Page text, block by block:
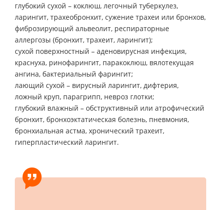
глубокий сухой – коклюш, легочный туберкулез,
ларингит, трахеобронхит, сужение трахеи или бронхов,
фиброзирующий альвеолит, респираторные
аллергозы (бронхит, трахеит, ларингит);
сухой поверхностный – аденовирусная инфекция,
краснуха, ринофарингит, паракоклюш, вялотекущая
ангина, бактериальный фарингит;
лающий сухой – вирусный ларингит, дифтерия,
ложный круп, парагрипп, невроз глотки;
глубокий влажный – обструктивный или атрофический
бронхит, бронхоэктатическая болезнь, пневмония,
бронхиальная астма, хронический трахеит,
гиперпластический ларингит.